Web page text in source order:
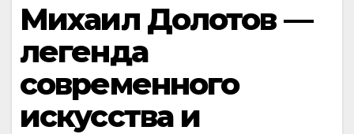
Михаил Долотов —
легенда
современного
искусства и